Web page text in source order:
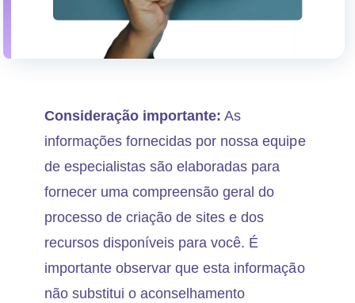
Consideração importante: As
informações fornecidas por nossa equipe
de especialistas são elaboradas para
fornecer uma compreensão geral do
processo de criação de sites e dos
recursos disponíveis para você. É
importante observar que esta informação
não substitui o aconselhamento